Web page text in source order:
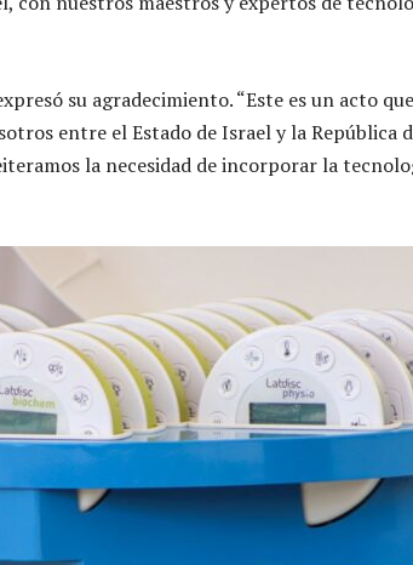
su agradecimiento. “Este es un acto
entre el Estado de Israel y la República
la necesidad de incorporar la